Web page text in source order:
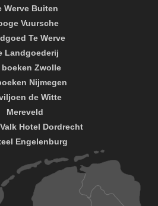
Werve Buiten
Vuursche
Te Werve
Landgoederij
boeken Zwolle
Nijmegen
de Witte
Mereveld
Hotel Dordrecht
Engelenburg